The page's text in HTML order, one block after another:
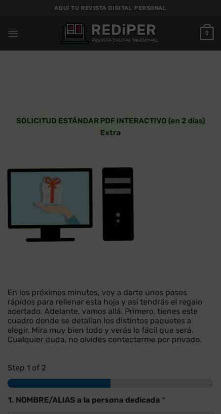
contenido
AQUÍ TU REVISTA DIGITAL PERSONAL
0
SOLICITUD ESTÁNDAR PDF INTERACTIVO (en 2 días)
Extra
En los próximos minutos, voy a darte unos pasos
rápidos para rellenar esta hoja y así tendrás el regalo
acertado. Adelante, vamos allá. Primero, tienes este
cuadro donde se detallan los distintos paquetes a
elegir. Mira muy bien todo y verás lo fácil que será.
Cualquier duda, no olvides contactarme por privado.
Step 1 of 2
1. NOMBRE/ALIAS a la persona dedicada *